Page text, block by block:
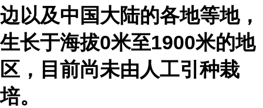
边以及中国大陆的各地等地，
生长于海拔0米至1900米的地
区，目前尚未由人工引种栽
培。